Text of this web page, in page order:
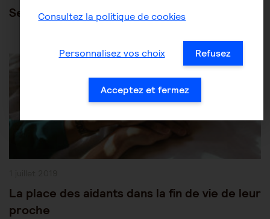
Ses articles
Category:
Être aidant Le rôle de l'aidant
La place des aidants dans la fin de vie de leur
proche
Consultez la politique de cookies
Personnalisez vos choix Refusez
Acceptez et fermez